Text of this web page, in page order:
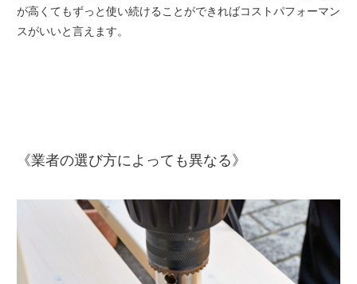
が高くてもずっと使い続けることができればコストパフォーマン
スがいいと言えます。
《業者の選び方によっても異なる》